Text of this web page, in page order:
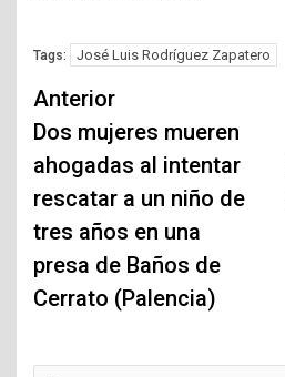
Tags: José Luis Rodríguez Zapatero
Navegación
de
entradas
Anterior
Dos mujeres mueren
ahogadas al intentar
rescatar a un niño de
tres años en una
presa de Baños de
Cerrato (Palencia)